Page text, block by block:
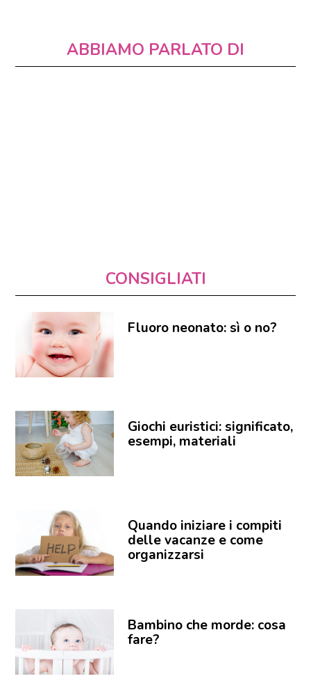
ABBIAMO PARLATO DI
CONSIGLIATI
Fluoro neonato: sì o no?
Giochi euristici: significato,
esempi, materiali
Quando iniziare i compiti
delle vacanze e come
organizzarsi
Bambino che morde: cosa
fare?